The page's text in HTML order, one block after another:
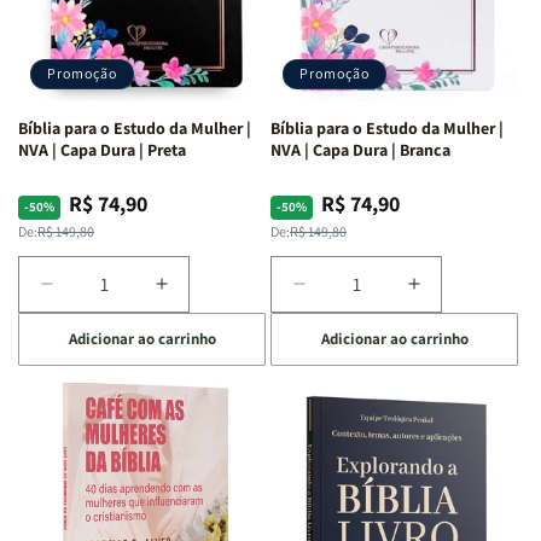
Promoção
Bíblia para o Estudo da Mulher |
NVA | Capa Dura | Preta
-50%
Preço
normal
De:R$ 149,80
Preço
promocional
R$ 74,90
Diminuir
a
quantidade
de
Bíblia
para
Estudo
da
Mulher
Aumentar
a
quantidade
de
Bíblia
para
o
Estudo
da
Mulher
Adicionar ao carrinho
Promoção
Bíblia para o Estudo da Mulher |
NVA | Capa Dura | Branca
-50%
Preço
normal
De:R$ 149,80
Preço
promocional
R$ 74,90
Diminuir
a
quantidade
de
Bíblia
o
Estudo
da
Mulher
Aumentar
a
quantidade
de
Bíblia
para
o
Estudo
Mulher
Adicionar ao carrinho